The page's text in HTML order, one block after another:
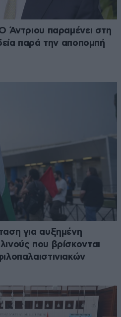
Άντριου παραμένει στη
παρά την αποπομπή
για αυξημένη
που βρίσκονται